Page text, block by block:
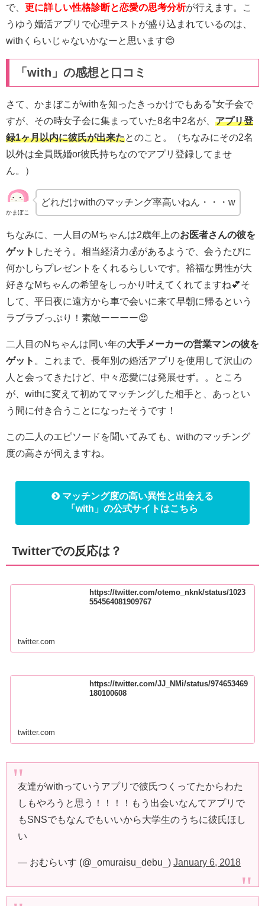
で、 更に詳しい性格診断と恋愛の思考分析が行えます。こ
うゆう婚活アプリで心理テストが盛り込まれているのは、
withくらいじゃないかなーと思います😊
「with」の感想と口コミ
さて、かまぼこがwithを知ったきっかけでもある”女子会で
すが、その時女子会に集まっていた8名中2名が、 アプリ登
録1ヶ月以内に彼氏が出来たとのこと。（ちなみにその2名
以外は全員既婚or彼氏持ちなのでアプリ登録してませ
ん。）
かまぼこ
どれだけwithのマッチング率高いねん・・・w
ちなみに、一人目のMちゃんは2歳年上のお医者さんの彼を
ゲット したそう。相当経済力💰があるようで、会うたびに
何かしらプレゼントをくれるらしいです。裕福な男性が大
好きなMちゃんの希望をしっかり叶えてくれてますね💕そ
して、平日夜に遠方から車で会いに来て早朝に帰るという
ラブラブっぷり！素敵ーーーー😍
二人目のNちゃんは同い年の大手メーカーの営業マンの彼を
ゲット 。これまで、長年別の婚活アプリを使用して沢山の
人と会ってきたけど、中々恋愛には発展せず。。ところ
が、withに変えて初めてマッチングした相手と、あっとい
う間に付き合うことになったそうです！
この二人のエピソードを聞いてみても、withのマッチング
度の高さが伺えますね。
マッチング度の高い異性と出会える
「with」の公式サイトはこちら
Twitterでの反応は？
https://twitter.com/otemo_nknk/status/1023
554564081909767
twitter.com
https://twitter.com/JJ_NMi/status/974653469
180100608
twitter.com
友達がwithっていうアプリで彼氏つくってたからわた
しもやろうと思う！！！！もう出会いなんてアプリで
もSNSでもなんでもいいから大学生のうちに彼氏ほし
い
— おむらいす (@_omuraisu_debu_)January 6, 2018